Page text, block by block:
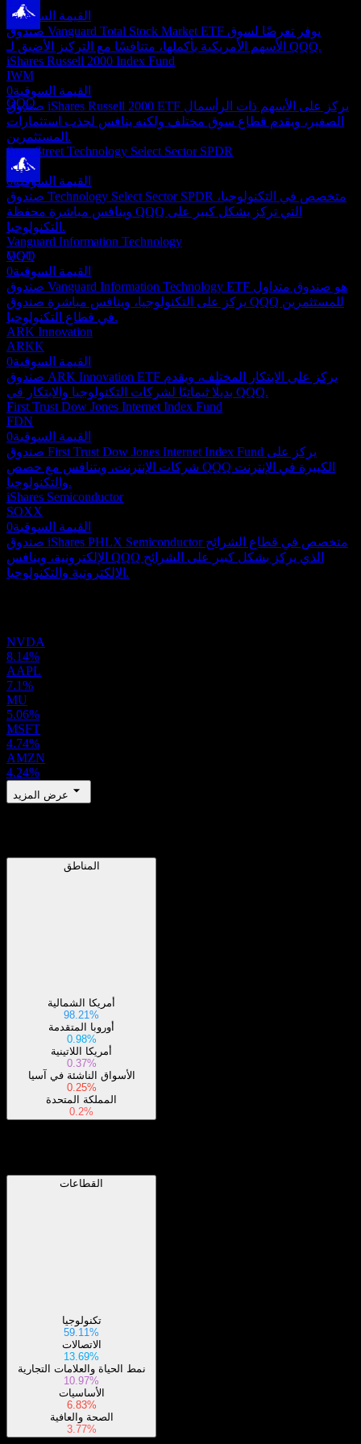
دفع الأرباح
29
OCT 27
Invesco QQQ Trust Series 1
تقديري
QQQ
استبعاد الأرباح
22
DEC 27
Invesco QQQ Trust Series 1
تقديري
QQQ
القيمة السوقية0
صندوق Vanguard Total Stock Market ETF يوفر تعرضًا لسوق
الأسهم الأمريكية بأكملها، متنافسًا مع التركيز الأضيق لـ QQQ.
iShares Russell 2000 Index Fund
IWM
القيمة السوقية0
صندوق iShares Russell 2000 ETF يركز على الأسهم ذات الرأسمال
الصغير، ويقدم قطاع سوق مختلف ولكنه ينافس لجذب استثمارات
المستثمرين.
State Street Technology Select Sector SPDR
XLK
القيمة السوقية0
صندوق Technology Select Sector SPDR متخصص في التكنولوجيا،
وينافس مباشرة محفظة QQQ التي تركز بشكل كبير على
التكنولوجيا.
Vanguard Information Technology
VGT
القيمة السوقية0
صندوق Vanguard Information Technology ETF هو صندوق متداول
يركز على التكنولوجيا، وينافس مباشرة صندوق QQQ للمستثمرين
في قطاع التكنولوجيا.
ARK Innovation
ARKK
القيمة السوقية0
صندوق ARK Innovation ETF يركز على الابتكار المختلف، ويقدم
بديلًا ثيماتيًا لشركات التكنولوجيا والابتكار في QQQ.
First Trust Dow Jones Internet Index Fund
FDN
القيمة السوقية0
صندوق First Trust Dow Jones Internet Index Fund يركز على
شركات الإنترنت، ويتنافس مع حصص QQQ الكبيرة في الإنترنت
والتكنولوجيا.
iShares Semiconductor
SOXX
القيمة السوقية0
صندوق iShares PHLX Semiconductor متخصص في قطاع الشرائح
الإلكترونية، وينافس QQQ الذي يركز بشكل كبير على الشرائح
الإلكترونية والتكنولوجيا.
NVDA
8.14%
AAPL
7.1%
MU
5.06%
MSFT
4.74%
AMZN
4.24%
عرض المزيد
المناطق
أمريكا الشمالية
98.21%
أوروبا المتقدمة
0.98%
أمريكا اللاتينية
0.37%
الأسواق الناشئة في آسيا
0.25%
المملكة المتحدة
0.2%
القطاعات
تكنولوجيا
59.11%
الاتصالات
13.69%
نمط الحياة والعلامات التجارية
10.97%
الأساسيات
6.83%
الصحة والعافية
3.77%